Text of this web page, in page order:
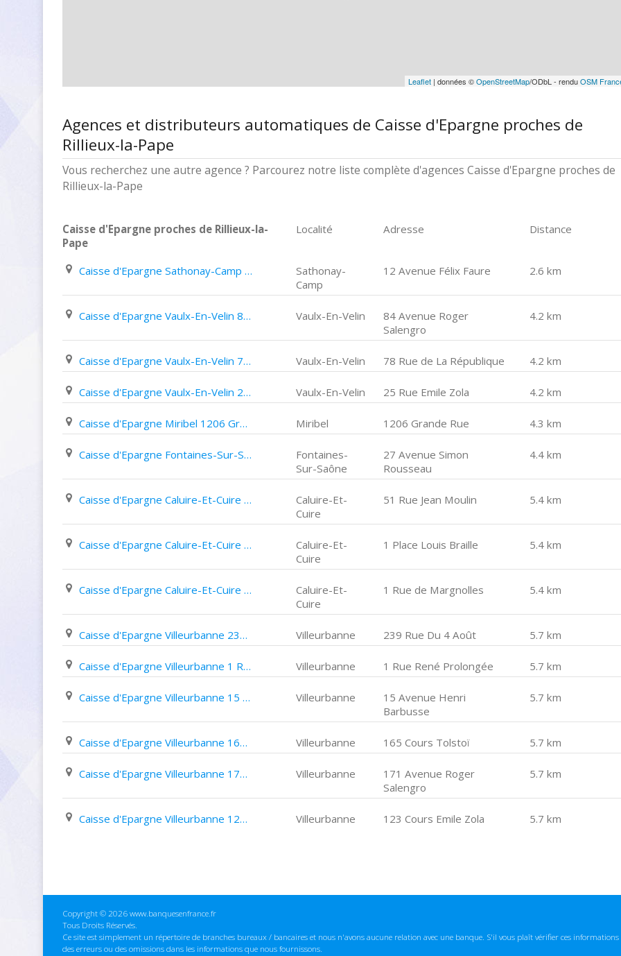
Leaflet| données ©OpenStreetMap/ODbL - renduOSM
Agences et distributeurs automatiques de Caisse d'Epargne proches de
Rillieux-la-Pape
Vous recherchez une autre agence ? Parcourez notre liste complète d'agences Caisse d'Epargne proches de
Rillieux-la-Pape
Caisse d'Epargne proches de Rillieux-la-
Pape
Localité Adresse Distance
Caisse d'Epargne Sathonay-Camp 12 Avenue Félix Faure
Sathonay-
Camp
12 Avenue Félix Faure 2.6 km
Caisse d'Epargne Vaulx-En-Velin 84 Avenue Roger Salengro Vaulx-En-Velin
84 Avenue Roger
Salengro
4.2 km
Caisse d'Epargne Vaulx-En-Velin 78 Rue de La République Vaulx-En-Velin 78 Rue de La République 4.2 km
Caisse d'Epargne Vaulx-En-Velin 25 Rue Emile Zola Vaulx-En-Velin 25 Rue Emile Zola 4.2 km
Caisse d'Epargne Miribel 1206 Grande Rue Miribel 1206 Grande Rue 4.3 km
Caisse d'Epargne Fontaines-Sur-Saône 27 Avenue Simon Rousseau
Fontaines-
Sur-Saône
27 Avenue Simon
Rousseau
4.4 km
Caisse d'Epargne Caluire-Et-Cuire 51 Rue Jean Moulin
Caluire-Et-
Cuire
51 Rue Jean Moulin 5.4 km
Caisse d'Epargne Caluire-Et-Cuire 1 Place Louis Braille
Caluire-Et-
Cuire
1 Place Louis Braille 5.4 km
Caisse d'Epargne Caluire-Et-Cuire 1 Rue de Margnolles
Caluire-Et-
Cuire
1 Rue de Margnolles 5.4 km
Caisse d'Epargne Villeurbanne 239 Rue Du 4 Août Villeurbanne 239 Rue Du 4 Août 5.7 km
Caisse d'Epargne Villeurbanne 1 Rue René Prolongée Villeurbanne 1 Rue René Prolongée 5.7 km
Caisse d'Epargne Villeurbanne 15 Avenue Henri Barbusse Villeurbanne
15 Avenue Henri
Barbusse
5.7 km
Caisse d'Epargne Villeurbanne 165 Cours Tolstoï Villeurbanne 165 Cours Tolstoï 5.7 km
Caisse d'Epargne Villeurbanne 171 Avenue Roger Salengro Villeurbanne
171 Avenue Roger
Salengro
5.7 km
Caisse d'Epargne Villeurbanne 123 Cours Emile Zola Villeurbanne 123 Cours Emile Zola 5.7 km
Copyright © 2026 www.banquesenfrance.fr
Tous Droits Réservés.
Ce site est simplement un répertoire de branches bureaux / bancaires et nous n'avons aucune relation avec une banque. S'il vous plaît vérifier ces
des erreurs ou des omissions dans les informations que nous fournissons.